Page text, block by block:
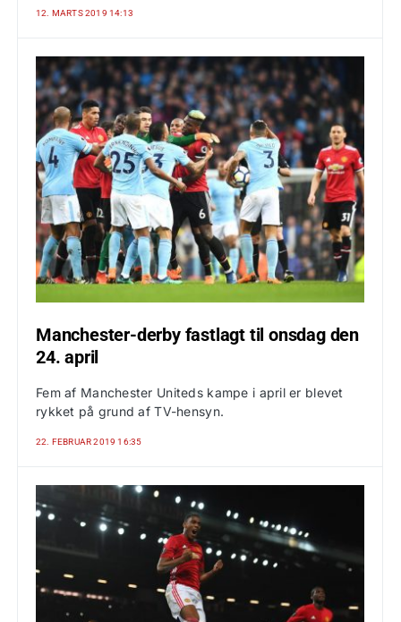
12. MARTS 2019 14:13
Manchester-derby fastlagt til onsdag den
24. april
Fem af Manchester Uniteds kampe i april er blevet
rykket på grund af TV-hensyn.
22. FEBRUAR 2019 16:35